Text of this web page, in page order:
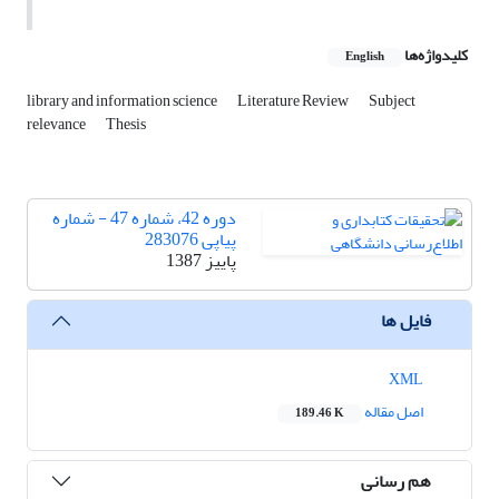
کلیدواژه‌ها English
library and information science Literature Review Subject
relevance Thesis
دوره 42، شماره 47 - شماره
پیاپی 283076
پاییز 1387
فایل ها
اصل مقاله
189.46 K
هم رسانی